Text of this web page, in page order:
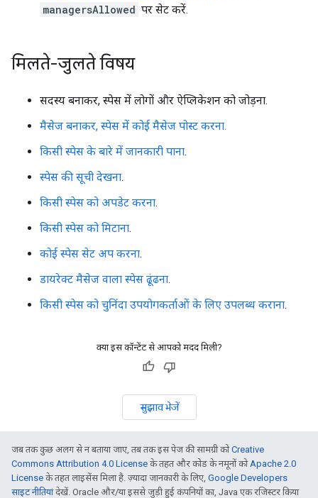
managersAllowed पर सेट करें.
मिलते-जुलते विषय
सदस्य बनाकर, स्पेस में लोगों और ऐप्लिकेशन को जोड़ना.
मैसेज बनाकर, स्पेस में कोई मैसेज पोस्ट करना.
किसी स्पेस के बारे में जानकारी पाना.
स्पेस की सूची देखना.
किसी स्पेस को अपडेट करना.
किसी स्पेस को मिटाना.
कोई स्पेस सेट अप करना.
डायरेक्ट मैसेज वाला स्पेस ढूंढना.
किसी स्पेस को चुनिंदा उपयोगकर्ताओं के लिए उपलब्ध कराना.
क्या इस कॉन्टेंट से आपको मदद मिली?
सुझाव भेजें
जब तक कुछ अलग से न बताया जाए, तब तक इस पेज की सामग्री कोCreative
Commons Attribution 4.0 License के तहत और कोड के नमूनों कोApache 2.0
License के तहत लाइसेंस मिला है. ज़्यादा जानकारी के लिए, Google Developers
साइट नीतियांदेखें. Oracle और/या इससे जुड़ी हुई कंपनियों का, Java एक रजिस्टर किया